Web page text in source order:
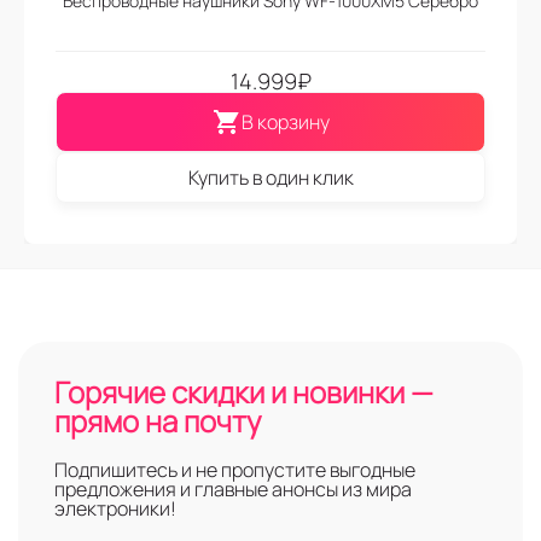
14.999₽
В корзину
Купить в один клик
Горячие скидки и новинки —
прямо на почту
Подпишитесь и не пропустите выгодные
предложения и главные анонсы из мира
электроники!